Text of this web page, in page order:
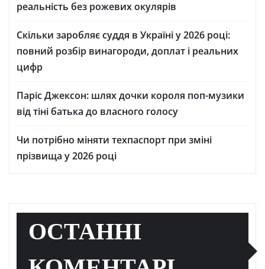
реальність без рожевих окулярів
Скільки заробляє суддя в Україні у 2026 році:
повний розбір винагороди, доплат і реальних
цифр
Паріс Джексон: шлях дочки короля поп-музики
від тіні батька до власного голосу
Чи потрібно міняти техпаспорт при зміні
прізвища у 2026 році
ОСТАННІ